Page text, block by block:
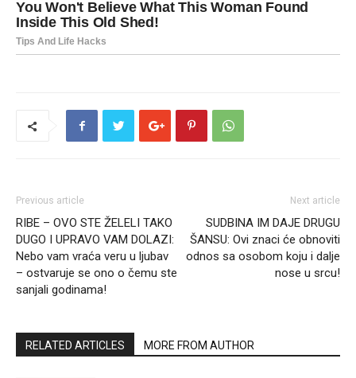
Previous article
RIBE – OVO STE ŽELELI TAKO
DUGO I UPRAVO VAM DOLAZI:
Nebo vam vraća veru u ljubav
– ostvaruje se ono o čemu ste
sanjali godinama!
Next article
SUDBINA IM DAJE DRUGU
ŠANSU: Ovi znaci će obnoviti
odnos sa osobom koju i dalje
nose u srcu!
RELATED ARTICLES MORE FROM AUTHOR